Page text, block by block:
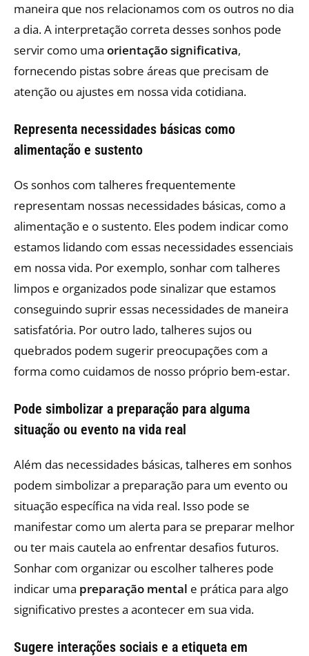
maneira que nos relacionamos com os outros no dia
a dia. A interpretação correta desses sonhos pode
servir como uma orientação significativa,
fornecendo pistas sobre áreas que precisam de
atenção ou ajustes em nossa vida cotidiana.
Representa necessidades básicas como
alimentação e sustento
Os sonhos com talheres frequentemente
representam nossas necessidades básicas, como a
alimentação e o sustento. Eles podem indicar como
estamos lidando com essas necessidades essenciais
em nossa vida. Por exemplo, sonhar com talheres
limpos e organizados pode sinalizar que estamos
conseguindo suprir essas necessidades de maneira
satisfatória. Por outro lado, talheres sujos ou
quebrados podem sugerir preocupações com a
forma como cuidamos de nosso próprio bem-estar.
Pode simbolizar a preparação para alguma
situação ou evento na vida real
Além das necessidades básicas, talheres em sonhos
podem simbolizar a preparação para um evento ou
situação específica na vida real. Isso pode se
manifestar como um alerta para se preparar melhor
ou ter mais cautela ao enfrentar desafios futuros.
Sonhar com organizar ou escolher talheres pode
indicar uma preparação mental e prática para algo
significativo prestes a acontecer em sua vida.
Sugere interações sociais e a etiqueta em